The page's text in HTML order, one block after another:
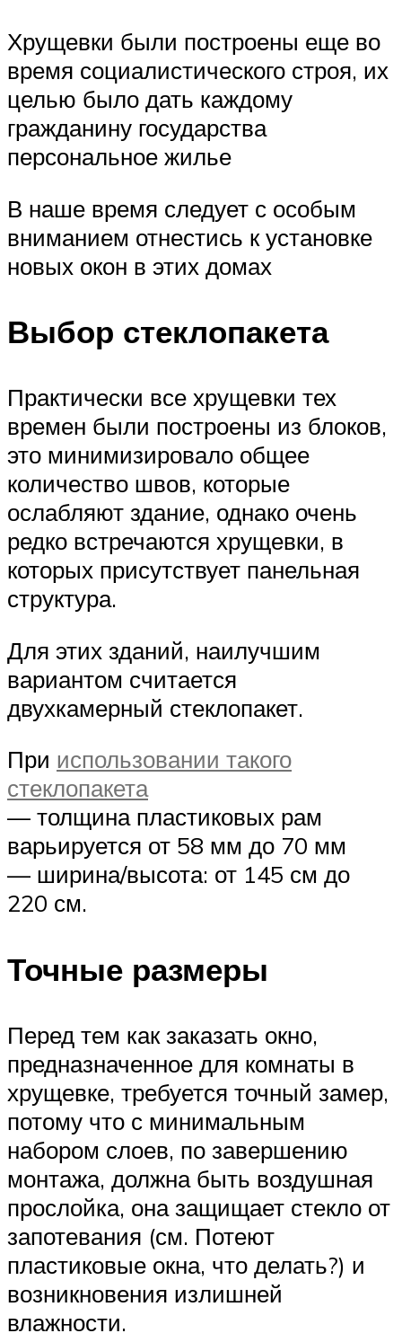
Хрущевки были построены еще во
время социалистического строя, их
целью было дать каждому
гражданину государства
персональное жилье
В наше время следует с особым
вниманием отнестись к установке
новых окон в этих домах
Выбор стеклопакета
Практически все хрущевки тех
времен были построены из блоков,
это минимизировало общее
количество швов, которые
ослабляют здание, однако очень
редко встречаются хрущевки, в
которых присутствует панельная
структура.
Для этих зданий, наилучшим
вариантом считается
двухкамерный стеклопакет.
При использовании такого
стеклопакета
— толщина пластиковых рам
варьируется от 58 мм до 70 мм
— ширина/высота: от 145 см до
220 см.
Точные размеры
Перед тем как заказать окно,
предназначенное для комнаты в
хрущевке, требуется точный замер,
потому что с минимальным
набором слоев, по завершению
монтажа, должна быть воздушная
прослойка, она защищает стекло от
запотевания (см. Потеют
пластиковые окна, что делать?) и
возникновения излишней
влажности.